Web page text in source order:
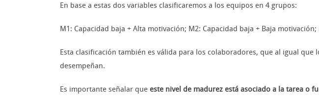
En base a estas dos variables clasificaremos a los equipos en 4 grupos:
M1: Capacidad baja + Alta motivación; M2: Capacidad baja + Baja
Esta clasificación también es válida para los colaboradores, que al igual
desempeñan.
Es importante señalar que este nivel de madurez está asociado a la tarea o